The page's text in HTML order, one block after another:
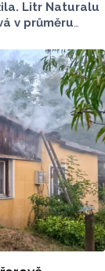
Litr Naturalu
v průměru
dají průměrně
která ceny
dražší než
o 11,31